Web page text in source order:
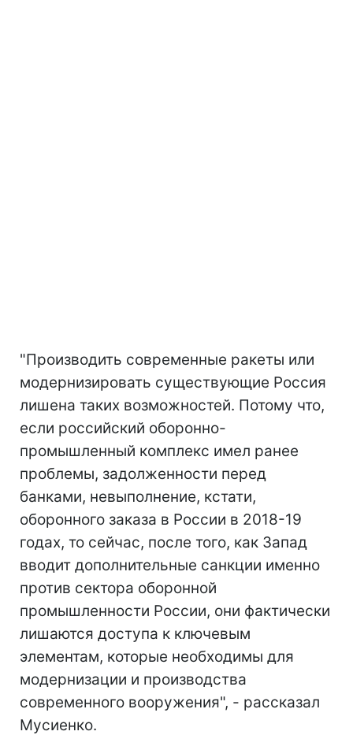
"Производить современные ракеты или
модернизировать существующие Россия
лишена таких возможностей. Потому что,
если российский оборонно-
промышленный комплекс имел ранее
проблемы, задолженности перед
банками, невыполнение, кстати,
оборонного заказа в России в 2018-19
годах, то сейчас, после того, как Запад
вводит дополнительные санкции именно
против сектора оборонной
промышленности России, они фактически
лишаются доступа к ключевым
элементам, которые необходимы для
модернизации и производства
современного вооружения", - рассказал
Мусиенко.